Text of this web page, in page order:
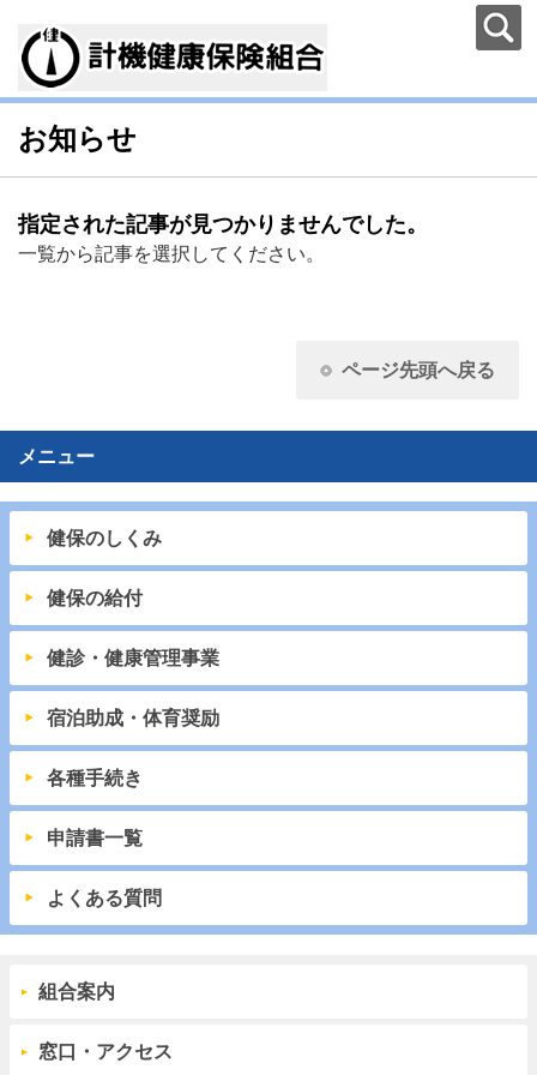
お知らせ
指定された記事が見つかりませんでした。
一覧から記事を選択してください。
ページ先頭へ戻る
メニュー
健保のしくみ
健保の給付
健診・健康管理事業
宿泊助成・体育奨励
各種手続き
申請書一覧
よくある質問
組合案内
窓口・アクセス